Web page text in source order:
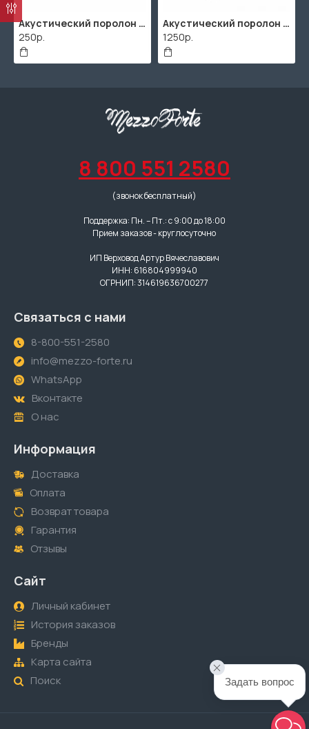
Акустический поролон "Пирамида" / 480x480х30мм / Темно-серый
250р.
Акустический поролон "Пирамида" / 2000х1000мм
1250р.
8 800 551 2580
(звонок бесплатный)
Поддержка: Пн. – Пт.: с 9:00 до 18:00
Прием заказов - круглосуточно
ИП Верховод Артур Вячеславович
ИНН: 616804999940
ОГРНИП: 314619636700277
Связаться с нами
8-800-551-2580
info@mezzo-forte.ru
WhatsApp
Вконтакте
О нас
Информация
Доставка
Оплата
Возврат товара
Гарантия
Отзывы
Сайт
Личный кабинет
История заказов
Бренды
Карта сайта
Поиск
Задать вопрос